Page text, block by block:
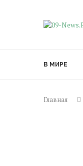
В МИРЕ
Главная